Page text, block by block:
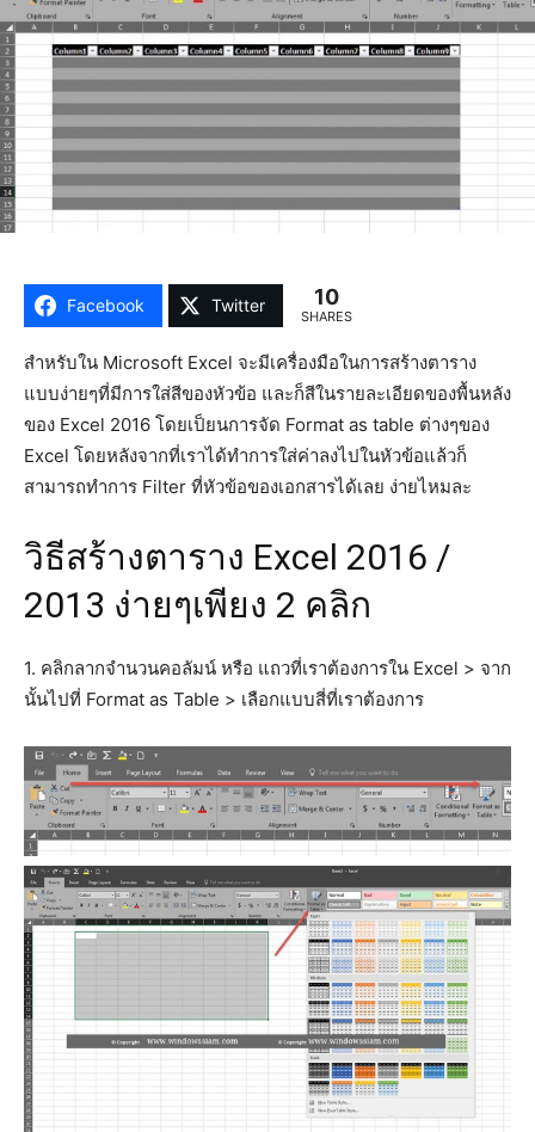
Facebook Twitter 10
SHARES
สำหรับใน Microsoft Excel จะมีเครื่องมือในการสร้างตาราง
แบบง่ายๆที่มีการใส่สีของหัวข้อ และก็สีในรายละเอียดของพื้นหลัง
ของ Excel 2016 โดยเป็ยนการจัด Format as table ต่างๆของ
Excel โดยหลังจากที่เราได้ทำการใส่ค่าลงไปในหัวข้อแล้วก็
สามารถทำการ Filter ที่หัวข้อของเอกสารได้เลย ง่ายไหมละ
วิธีสร้างตาราง Excel 2016 /
2013 ง่ายๆเพียง 2 คลิก
1. คลิกลากจำนวนคอลัมน์ หรือ แถวที่เราต้องการใน Excel > จาก
นั้นไปที่ Format as Table > เลือกแบบสี่ที่เราต้องการ